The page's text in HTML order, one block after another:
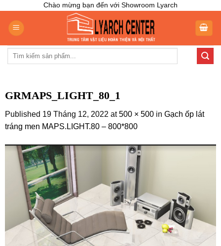
content
Chào mừng bạn đến với Showroom Lyarch
Tìm
GRMAPS_LIGHT_80_1
Published 19 Tháng 12, 2022 at500 × 500 in Gạch ốp lát
tráng men MAPS.LIGHT.80 – 800*800